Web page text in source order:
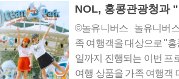
에는 에어차이나
NOL, 홍콩관광청과
©놀유니버스 놀유니버
족 여행객을 대상으로 "
일까지 진행되는 이번 프
여행 상품을 가족 여행객